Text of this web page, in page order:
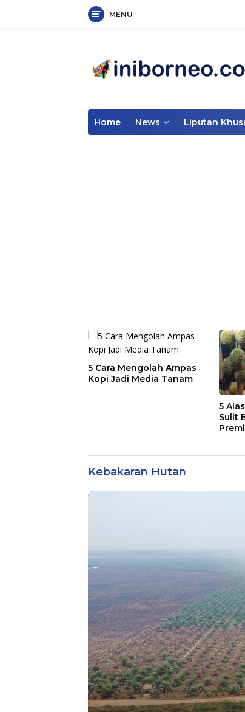
MENU
Home News Liputan
5 Cara Mengolah Ampas
Kopi Jadi Media Tanam
5
Sulit
Kebakaran Hutan